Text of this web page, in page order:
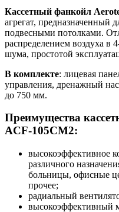
Кассетный фанкойл
агрегат, предназначенный
подвесными потолками.
распределением воздуха в
шума, простотой
В комплекте: лицевая
управления, дренажный
до 750 мм.
Преимущества
ACF-105CM2:
высокоэффективное
различного
больницы, офисные
прочее;
радиальный
высокоэффективный